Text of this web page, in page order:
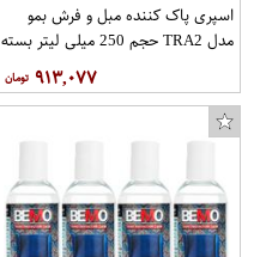
اسپری پاک کننده مبل و فرش بمو
مدل TRA2 حجم 250 میلی لیتر بسته
۹۱۳,۰۷۷